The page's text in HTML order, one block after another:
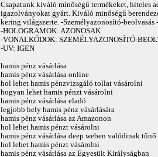
Csapatunk kiváló minőségű termékeket, hiteles
igazolványokat gyárt. Kiváló minőségű
kering világszerte. -Személyazonosító-beolvasás
-HOLOGRAMOK: AZONOSAK
-VONALKÓDOK: SZEMÉLYAZONOSÍTÓ-
-UV: IGEN
hamis pénz vásárlása
hamis pénz vásárlása online
hol lehet hamis pénzvizsgáló tollat ​​vásárolni
hogyan lehet hamis pénzt vásárolni
hamis pénz vásárlása eladó
legjobb hely hamis pénz vásárlására
hamis pénz vásárlása az Amazonon
hol lehet hamis pénzt vásárolni
hamis pénz vásárlása deep weben valódinak tűnő
hol lehet hamis pénzt vásárolni
hamis pénz vásárlása az Egyesült Királyságban